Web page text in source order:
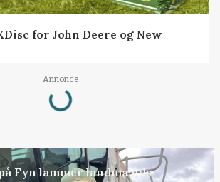
for John Deere og New
Annonce
Loading...
Fyn lammer landmænds